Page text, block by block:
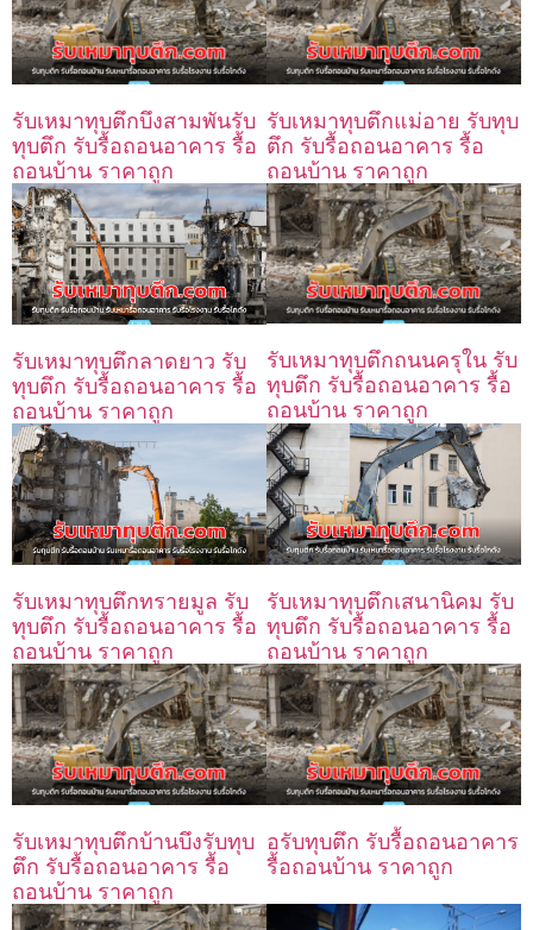
รับเหมาทุบตึกบึงสามพันรับ
ทุบตึก รับรื้อถอนอาคาร รื้อ
ถอนบ้าน ราคาถูก
รับเหมาทุบตึกแม่อาย รับทุบ
ตึก รับรื้อถอนอาคาร รื้อ
ถอนบ้าน ราคาถูก
รับเหมาทุบตึกลาดยาว รับ
ทุบตึก รับรื้อถอนอาคาร รื้อ
ถอนบ้าน ราคาถูก
รับเหมาทุบตึกถนนครุใน รับ
ทุบตึก รับรื้อถอนอาคาร รื้อ
ถอนบ้าน ราคาถูก
รับเหมาทุบตึกทรายมูล รับ
ทุบตึก รับรื้อถอนอาคาร รื้อ
ถอนบ้าน ราคาถูก
รับเหมาทุบตึกเสนานิคม รับ
ทุบตึก รับรื้อถอนอาคาร รื้อ
ถอนบ้าน ราคาถูก
รับเหมาทุบตึกบ้านบึงรับทุบ
ตึก รับรื้อถอนอาคาร รื้อ
ถอนบ้าน ราคาถูก
อรับทุบตึก รับรื้อถอนอาคาร
รื้อถอนบ้าน ราคาถูก